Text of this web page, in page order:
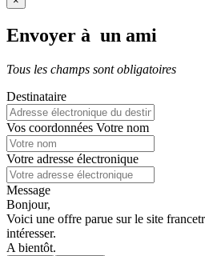
Envoyer à un ami
Tous les champs sont obligatoires
Destinataire
Vos coordonnées Votre nom
Votre adresse électronique
Message
Bonjour,
Voici une offre parue sur le site
intéresser.
A bientôt.